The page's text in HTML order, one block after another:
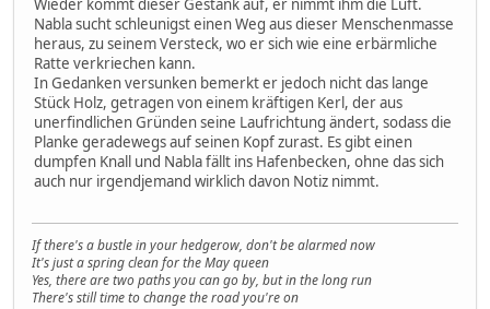
Wieder kommt dieser Gestank auf, er nimmt ihm die Luft.
Nabla sucht schleunigst einen Weg aus dieser Menschenmasse
heraus, zu seinem Versteck, wo er sich wie eine erbärmliche
Ratte verkriechen kann.
In Gedanken versunken bemerkt er jedoch nicht das lange
Stück Holz, getragen von einem kräftigen Kerl, der aus
unerfindlichen Gründen seine Laufrichtung ändert, sodass die
Planke geradewegs auf seinen Kopf zurast. Es gibt einen
dumpfen Knall und Nabla fällt ins Hafenbecken, ohne das sich
auch nur irgendjemand wirklich davon Notiz nimmt.
If there's a bustle in your hedgerow, don't be alarmed now
It's just a spring clean for the May queen
Yes, there are two paths you can go by, but in the long run
There's still time to change the road you're on